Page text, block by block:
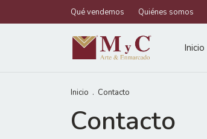
Qué vendemos Quiénes somos
Inicio
Inicio . Contacto
Contacto